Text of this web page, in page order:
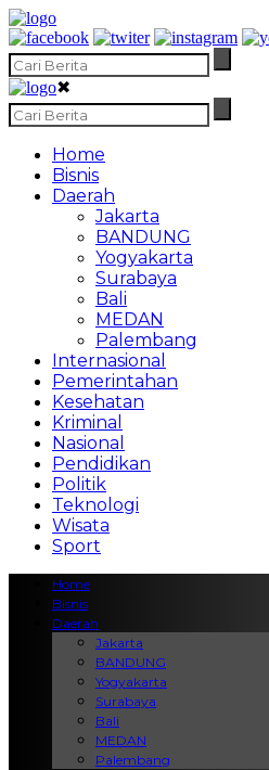
✖
Home
Bisnis
Daerah
Jakarta
BANDUNG
Yogyakarta
Surabaya
Bali
MEDAN
Palembang
Internasional
Pemerintahan
Kesehatan
Kriminal
Nasional
Pendidikan
Politik
Teknologi
Wisata
Sport
Home
Bisnis
Daerah
Jakarta
BANDUNG
Yogyakarta
Surabaya
Bali
MEDAN
Palembang